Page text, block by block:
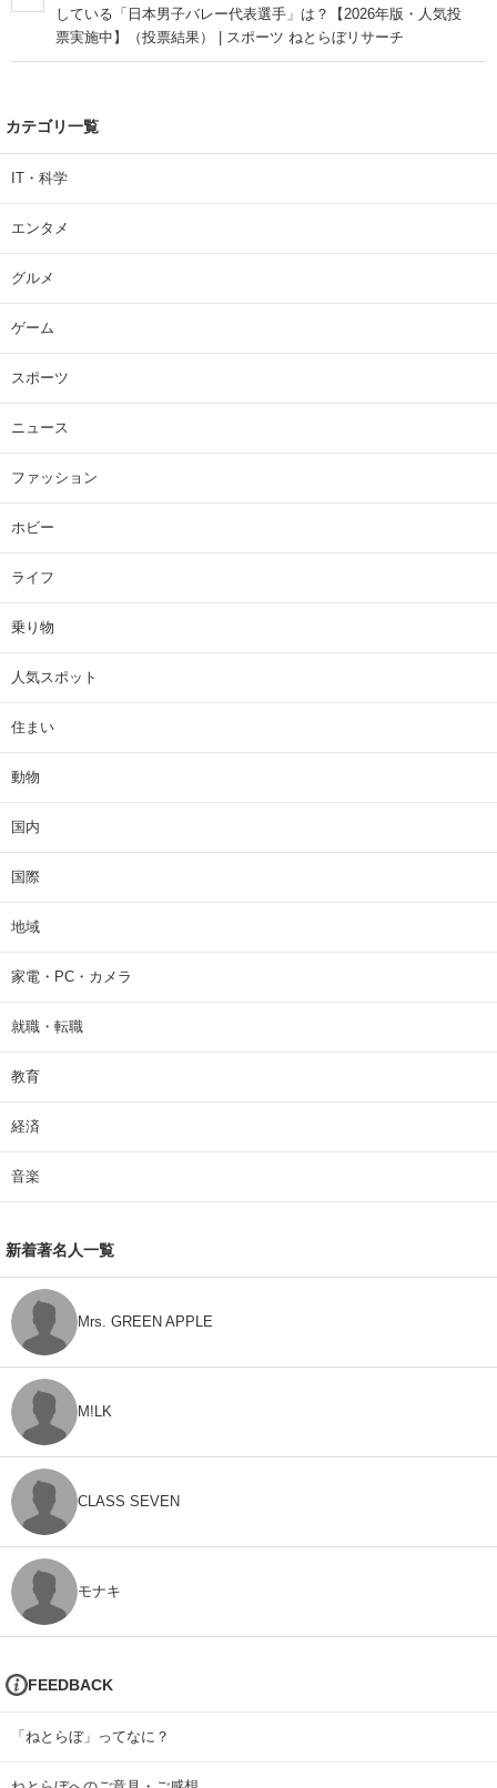
している「日本男子バレー代表選手」は？【2026年版・人気投
票実施中】（投票結果） | スポーツ ねとらぼリサーチ
カテゴリ一覧
IT・科学
エンタメ
グルメ
ゲーム
スポーツ
ニュース
ファッション
ホビー
ライフ
乗り物
人気スポット
住まい
動物
国内
国際
地域
家電・PC・カメラ
就職・転職
教育
経済
音楽
新着著名人一覧
Mrs. GREEN APPLE
M!LK
CLASS SEVEN
モナキ
FEEDBACK
「ねとらぼ」ってなに？